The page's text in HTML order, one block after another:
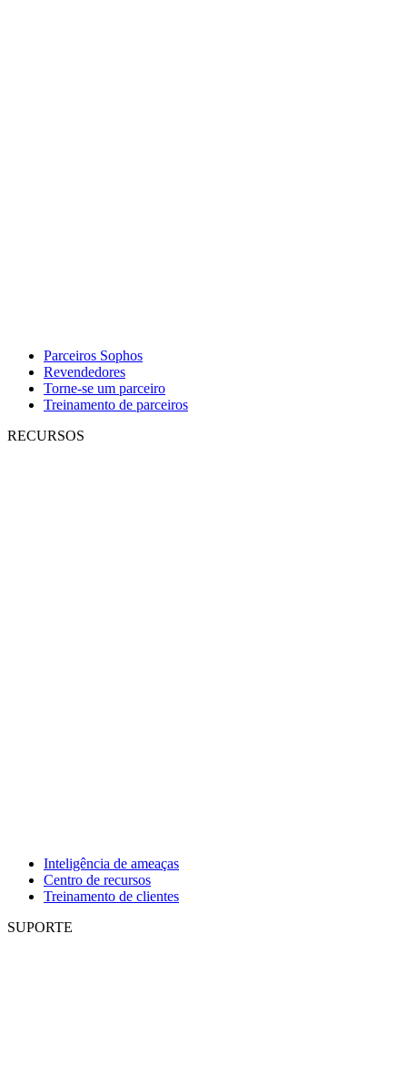
Parceiros Sophos
Revendedores
Torne-se um parceiro
Treinamento de parceiros
RECURSOS
Inteligência de ameaças
Centro de recursos
Treinamento de clientes
SUPORTE